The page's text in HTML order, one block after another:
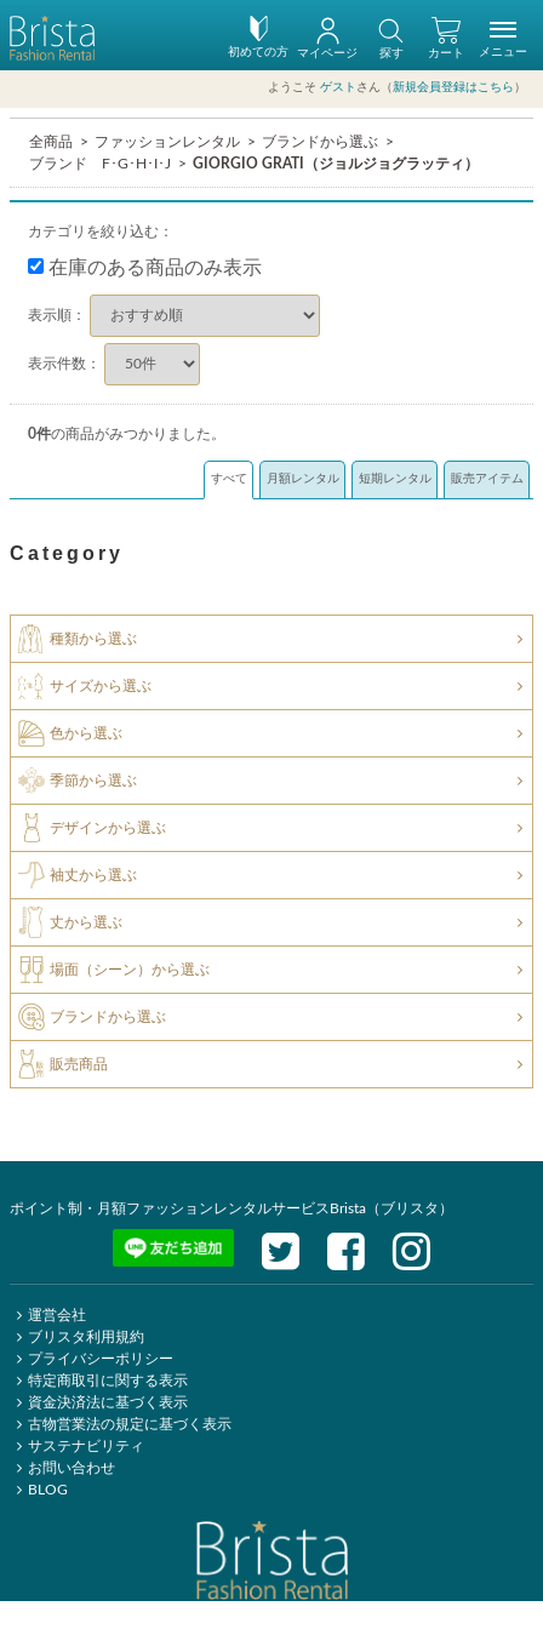
初めての方 カート
マイページ 探す
ようこそ ゲスト さん（新規会員登録はこちら ）
メニュー
全商品 ファッションレンタル
ブランドから選ぶ
ブランド F･G･H･I･J
GIORGIO GRATI（ジョルジョグラッティ）
カテゴリを絞り込む：
在庫のある商品のみ表示
表示順：
表示件数：
0件の商品がみつかりました。
すべて 月額レンタル 短期レンタル 販売アイテム
Category
種類から選ぶ
サイズから選ぶ
色から選ぶ
季節から選ぶ
デザインから選ぶ
袖丈から選ぶ
丈から選ぶ
場面（シーン）から選ぶ
ブランドから選ぶ
販売商品
ポイント制・月額ファッションレンタルサービスBrista（ブリスタ）
運営会社
ブリスタ利用規約
プライバシーポリシー
特定商取引に関する表示
資金決済法に基づく表示
古物営業法の規定に基づく表示
サステナビリティ
お問い合わせ
BLOG